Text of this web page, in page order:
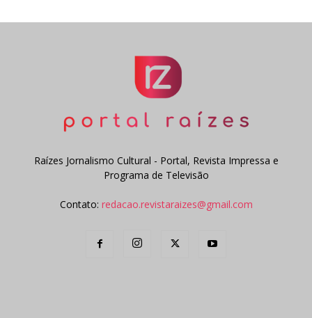
Raízes Jornalismo Cultural - Portal, Revista Impressa e
Programa de Televisão
Contato: redacao.revistaraizes@gmail.com